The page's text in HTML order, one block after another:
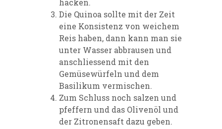
Die Quinoa sollte mit der Zeit
eine Konsistenz von weichem
Reis haben, dann kann man sie
unter Wasser abbrausen und
anschliessend mit den
Gemüsewürfeln und dem
Basilikum vermischen.
Zum Schluss noch salzen und
pfeffern und das Olivenöl und
der Zitronensaft dazu geben.